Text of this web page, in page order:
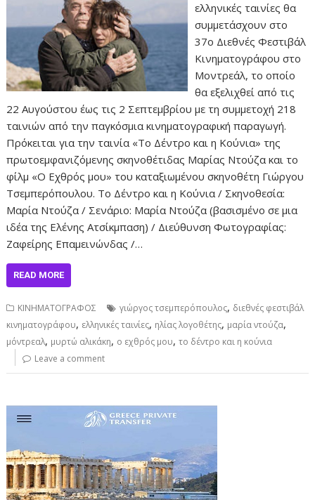
ελληνικές ταινίες θα
συμμετάσχουν στο
37ο Διεθνές Φεστιβάλ
Κινηματογράφου στο
Μοντρεάλ, το οποίο
θα εξελιχθεί από τις
22 Αυγούστου έως τις 2 Σεπτεμβρίου με τη συμμετοχή 218
ταινιών από την παγκόσμια κινηματογραφική παραγωγή.
Πρόκειται για την ταινία «Το Δέντρο και η Κούνια» της
πρωτοεμφανιζόμενης σκηνοθέτιδας Μαρίας Ντούζα και το
φίλμ «Ο Εχθρός μου» του καταξιωμένου σκηνοθέτη Γιώργου
Τσεμπερόπουλου. To Δέντρο και η Κούνια / Σκηνοθεσία:
Μαρία Ντούζα / Σενάριο: Μαρία Ντούζα (βασισμένο σε μια
ιδέα της Ελένης Ατσίκμπαση) / Διεύθυνση Φωτογραφίας:
Ζαφείρης Επαμεινώνδας /…
READ MORE
ΚΙΝΗΜΑΤΟΓΡΑΦΟΣ γιώργος τσεμπερόπουλος, διεθνές φεστιβάλ
κινηματογράφου, ελληνικές ταινίες, ηλίας λογοθέτης, μαρία ντούζα,
μόντρεαλ, μυρτώ αλικάκη, ο εχθρός μου,το δέντρο και η κούνια
Leave a comment